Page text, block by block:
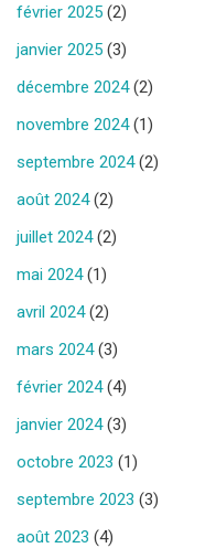
février 2025 (2)
janvier 2025 (3)
décembre 2024(2)
novembre 2024(1)
septembre 2024(2)
août 2024(2)
juillet 2024(2)
mai 2024(1)
avril 2024(2)
mars 2024(3)
février 2024(4)
janvier 2024(3)
octobre 2023 (1)
septembre 2023 (3)
août 2023 (4)